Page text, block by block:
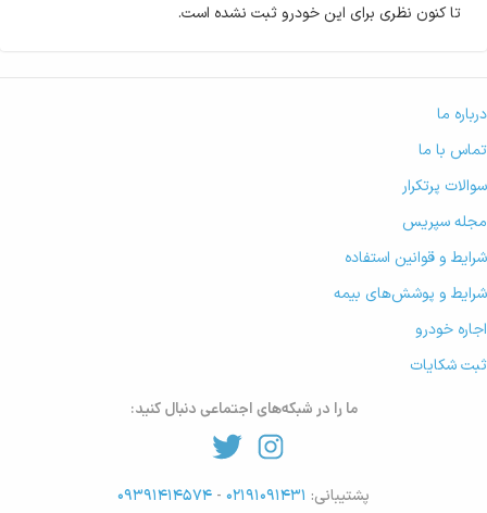
تا کنون نظری برای این خودرو ثبت نشده است.
درباره ما
تماس با ما
سوالات پرتکرار
مجله سپریس
شرایط و قوانین استفاده
شرایط و پوشش‌های بیمه
اجاره خودرو
ثبت شکایات
ما را در شبکه‌های اجتماعی دنبال کنید:
پشتیبانی: ۰۲۱۹۱۰۹۱۴۳۱ -